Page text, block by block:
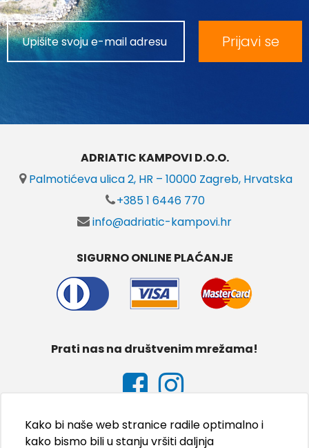
Prijavi se
ADRIATIC KAMPOVI D.O.O.
Palmotićeva ulica 2, HR – 10000 Zagreb, Hrvatska
+385 1 6446 770
info@adriatic-kampovi.hr
SIGURNO ONLINE PLAĆANJE
Prati nas na društvenim mrežama!
Kako bi naše web stranice radile optimalno i
kako bismo bili u stanju vršiti daljnja